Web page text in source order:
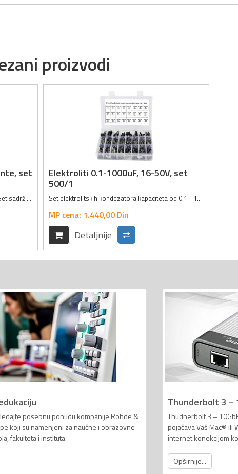
proizvodi
set
Set elektronskih komponenti za Arduino; Set sadrži 458 komponenti među kojima su:; - 1 x Modul za napajanje (Ulazni napon: 6.5 - 12V ili napajanje preko USB-a, Izlazni napon: 3.3 - 5V, Maksimalna izlazna jačina struje: 700mA); - 1 x...
Elektroliti 0.1-1000uF, 16-50V, set
500/1
Set elektrolitskih kondezatora kapaciteta od 0.1 - 1000µF; Napon kondezatora u setu: 16 - 50V; Set sadrži 500 elektrolitskih kondezatora:; 0.1µF 50V 4x7mm : 30 kom; 0.22µF 50V 5x11mm : 20 kom; 0.47µF 50V 5x11mm : 20 kom; 1µF 50V...
MP cena: 1.440,00 Din
Detaljnije
posebnu ponudu kompanije Rohde &
koji su namenjeni za naučne i obrazovne
fakulteta i instituta.
Thunderbolt 3 –
Thudnerbolt 3 –
pojačava Vaš Mac® ili
internet konekcijom
Opširnije...